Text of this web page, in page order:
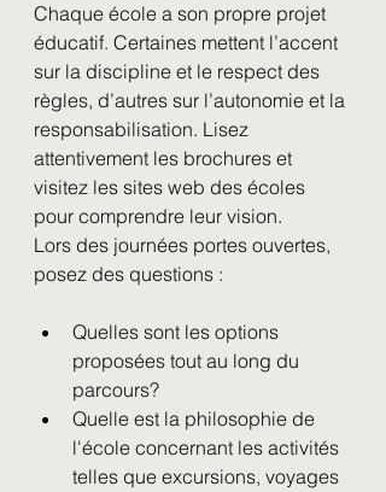
Chaque école a son propre projet
éducatif. Certaines mettent l’accent
sur la discipline et le respect des
règles, d’autres sur l’autonomie et la
responsabilisation. Lisez
attentivement les brochures et
visitez les sites web des écoles
pour comprendre leur vision.
Lors des journées portes ouvertes,
posez des questions :
Quelles sont les options
proposées tout au long du
parcours?
Quelle est la philosophie de
l'école concernant les activités
telles que excursions, voyages